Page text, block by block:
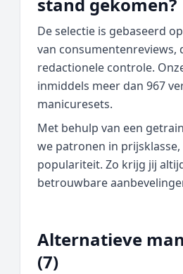
De selectie is gebaseerd
van consumentenreviews,
redactionele controle.
inmiddels meer dan 967
manicuresets.
Met behulp van een
we patronen in
populariteit. Zo krijg jij
betrouwbare
Alternatieve
(7)